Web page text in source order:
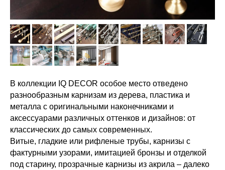
В коллекции IQ DECOR особое место отведено
разнообразным карнизам из дерева, пластика и
металла с оригинальными наконечниками и
аксессуарами различных оттенков и дизайнов: от
классических до самых современных.
Витые, гладкие или рифленые трубы, карнизы с
фактурными узорами, имитацией бронзы и отделкой
под старину, прозрачные карнизы из акрила – далеко